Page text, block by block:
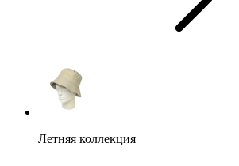
Летняя коллекция